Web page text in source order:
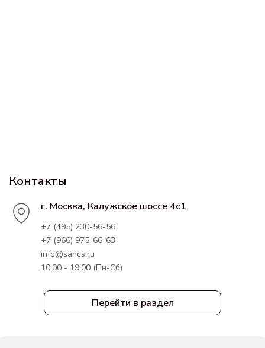
Перейти в раздел
Контакты
г. Москва, Калужское шоссе 4с1
+7 (495) 230-56-56
+7 (966) 975-66-63
info@sancs.ru
10:00 - 19:00 (Пн-Сб)